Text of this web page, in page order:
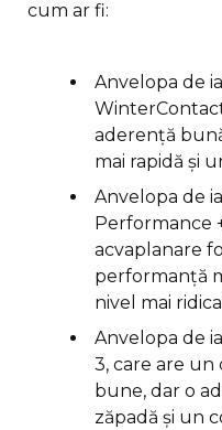
cum ar fi:
Anvelopa de
aderență
mai rapidă și
Anvelopa de
Performance
acvaplanare
performanță
nivel mai
Anvelopa de
3, care are
bune, dar o
zăpadă și un